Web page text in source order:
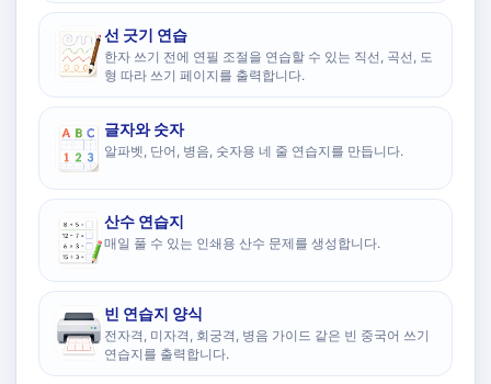
선 긋기 연습
한자 쓰기 전에 연필 조절을 연습할 수 있는 직선, 곡선, 도
형 따라 쓰기 페이지를 출력합니다.
글자와 숫자
알파벳, 단어, 병음, 숫자용 네 줄 연습지를 만듭니다.
산수 연습지
매일 풀 수 있는 인쇄용 산수 문제를 생성합니다.
빈 연습지 양식
전자격, 미자격, 회궁격, 병음 가이드 같은 빈 중국어 쓰기
연습지를 출력합니다.